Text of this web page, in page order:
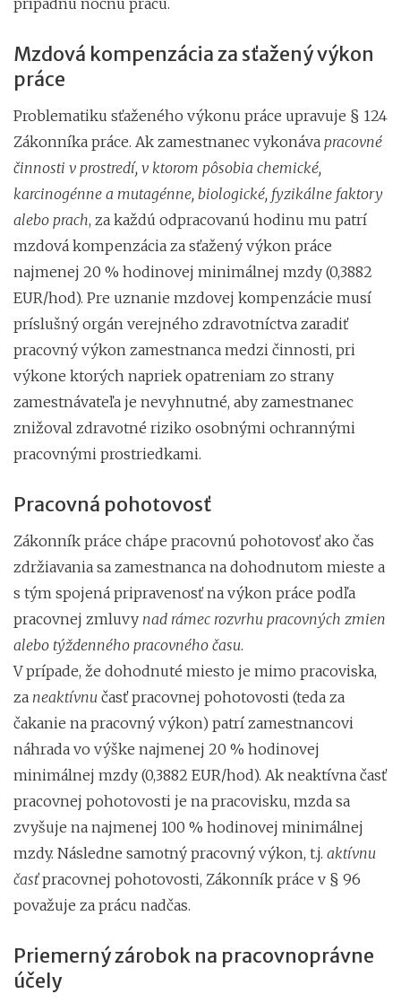
Mzdová kompenzácia za sťažený výkon
práce
Problematiku sťaženého výkonu práce upravuje § 124
Zákonníka práce. Ak zamestnanec vykonáva pracovné
činnosti v prostredí, v ktorom pôsobia chemické,
karcinogénne a mutagénne, biologické, fyzikálne faktory
alebo prach, za každú odpracovanú hodinu mu patrí
mzdová kompenzácia za sťažený výkon práce
najmenej 20 % hodinovej minimálnej mzdy (0,3882
EUR/hod). Pre uznanie mzdovej kompenzácie musí
príslušný orgán verejného zdravotníctva zaradiť
pracovný výkon zamestnanca medzi činnosti, pri
výkone ktorých napriek opatreniam zo strany
zamestnávateľa je nevyhnutné, aby zamestnanec
znižoval zdravotné riziko osobnými ochrannými
pracovnými prostriedkami.
Pracovná pohotovosť
Zákonník práce chápe pracovnú pohotovosť ako čas
zdržiavania sa zamestnanca na dohodnutom mieste a
s tým spojená pripravenosť na výkon práce podľa
pracovnej zmluvy nad rámec rozvrhu pracovných zmien
alebo týždenného pracovného času.
V prípade, že dohodnuté miesto je mimo pracoviska,
za neaktívnu časť pracovnej pohotovosti (teda za
čakanie na pracovný výkon) patrí zamestnancovi
náhrada vo výške najmenej 20 % hodinovej
minimálnej mzdy (0,3882 EUR/hod). Ak neaktívna časť
pracovnej pohotovosti je na pracovisku, mzda sa
zvyšuje na najmenej 100 % hodinovej minimálnej
mzdy. Následne samotný pracovný výkon, t.j. aktívnu
časťpracovnej pohotovosti, Zákonník práce v § 96
považuje za prácu nadčas.
Priemerný zárobok na pracovnoprávne
účely